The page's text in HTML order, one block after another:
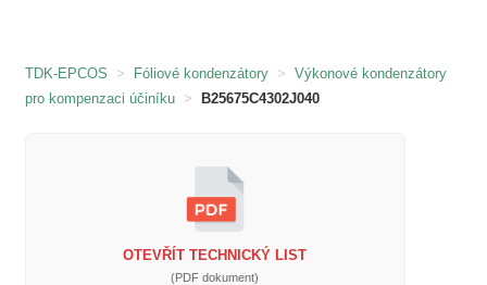
TDK-EPCOS > Fóliové kondenzátory > Výkonové kondenzátory
pro kompenzaci účiníku > B25675C4302J040
OTEVŘÍT TECHNICKÝ LIST
(PDF dokument)